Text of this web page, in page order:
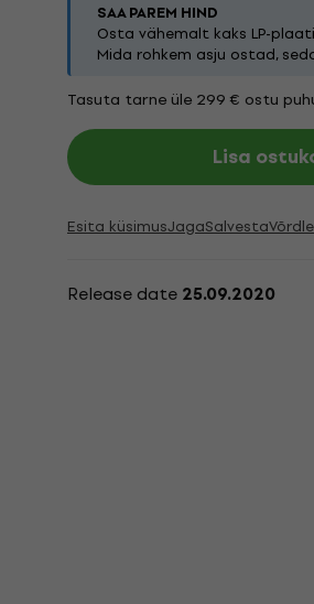
SAA PAREM HIND
Osta vähemalt kaks LP-
Mida rohkem asju ostad,
Tasuta tarne üle 299 € ostu
Lisa
Esita küsimusJagaSalvestaVõrdle
Release date 25.09.2020